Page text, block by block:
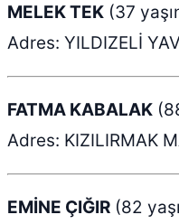
MELEK TEK (37
Adres: YILDIZELİ
FATMA KABALAK
Adres: KIZILIRMAK
EMİNE ÇIĞIR (82